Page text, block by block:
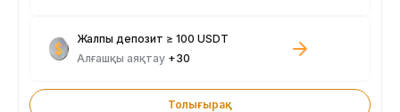
Жалпы депозит ≥ 100 USDT
Алғашқы аяқтау +30
Толығырақ